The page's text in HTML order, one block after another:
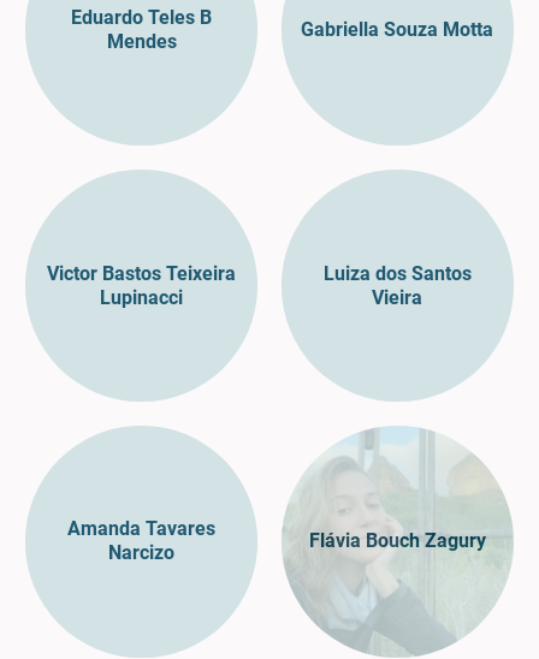
Eduardo Teles B
Mendes
Gabriella Souza Motta
Victor Bastos Teixeira
Lupinacci
Luiza dos Santos
Vieira
Amanda Tavares
Narcizo
Flávia Bouch Zagury